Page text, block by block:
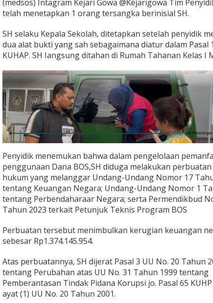
s
i
a
n
a
B
s
0
1
8
–
2
0
2
3
(medsos) Intagram Kejari Gowa @Kejarigowa Tim
telah menetapkan 1 orang tersangka berinisial SH.
SH selaku Kepala Sekolah, ditetapkan setelah penyidik
dua alat bukti yang sah sebagaimana diatur dalam Pasal
KUHAP. SH Iangsung ditahan di Rumah Tahanan Kelas I
Penyidik menemukan bahwa dalam pengelolaan
penggunaan Dana BOS,SH diduga melakukan
hukum yang melanggar Undang-Undang Nomor 17
tentang Keuangan Negara; Undang-Undang Nomor 1
tentang Perbendaharaar Negara; serta Permendikbud
Tahun 2023 terkait Petunjuk Teknis Program BOS
Perbuatan tersebut menimbulkan kerugian keuangan
sebesar Rp1.374.145.954.
Atas perbuatannya, SH dijerat Pasal 3 UU No. 20 Tahun
tentang Perubahan atas UU No. 31 Tahun 1999 tentang
Pemberantasan Tindak Pidana Korupsi jo. Pasal 65 KUHP
ayat (1) UU No. 20 Tahun 2001.